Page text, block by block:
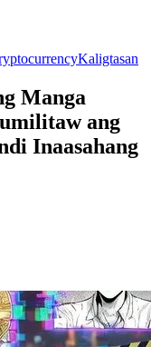
Kaligtasan
Manga
ang
Inaasahang